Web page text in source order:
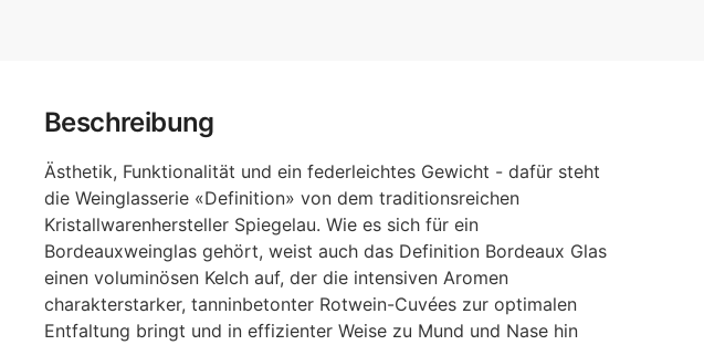
Beschreibung
Ästhetik, Funktionalität und ein federleichtes Gewicht - dafür steht
die Weinglasserie «Definition» von dem traditionsreichen
Kristallwarenhersteller Spiegelau. Wie es sich für ein
Bordeauxweinglas gehört, weist auch das Definition Bordeaux Glas
einen voluminösen Kelch auf, der die intensiven Aromen
charakterstarker, tanninbetonter Rotwein-Cuvées zur optimalen
Entfaltung bringt und in effizienter Weise zu Mund und Nase hin